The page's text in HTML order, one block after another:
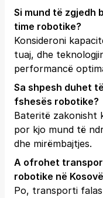
Si mund të zgjedh
time robotike?
Konsideroni
tuaj, dhe
performancë
Sa shpesh duhet
fshesës robotike?
Bateritë zakonisht
por kjo mund të
dhe mirëmbajtjes.
A ofrohet
robotike në
Po, transporti